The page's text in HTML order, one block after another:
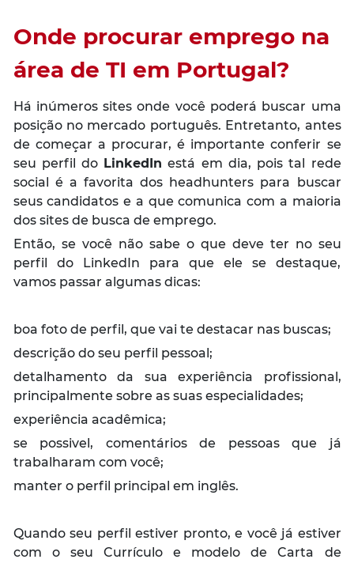
Onde procurar emprego na
área de TI em Portugal?
Há inúmeros sites onde você poderá buscar uma
posição no mercado português. Entretanto, antes
de começar a procurar, é importante conferir se
seu perfil do LinkedIn está em dia, pois tal rede
social é a favorita dos headhunters para buscar
seus candidatos e a que comunica com a maioria
dos sites de busca de emprego.
Então, se você não sabe o que deve ter no seu
perfil do LinkedIn para que ele se destaque,
vamos passar algumas dicas:
boa foto de perfil, que vai te destacar nas buscas;
descrição do seu perfil pessoal;
detalhamento da sua experiência profissional,
principalmente sobre as suas especialidades;
experiência acadêmica;
se possivel, comentários de pessoas que já
trabalharam com você;
manter o perfil principal em inglês.
Quando seu perfil estiver pronto, e você já estiver
com o seu Currículo e modelo de Carta de